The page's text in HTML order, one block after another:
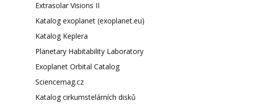
Extrasolar Visions II
Katalog exoplanet (exoplanet.eu)
Katalog Keplera
Planetary Habitability Laboratory
Exoplanet Orbital Catalog
Sciencemag.cz
Katalog cirkumstelárních disků